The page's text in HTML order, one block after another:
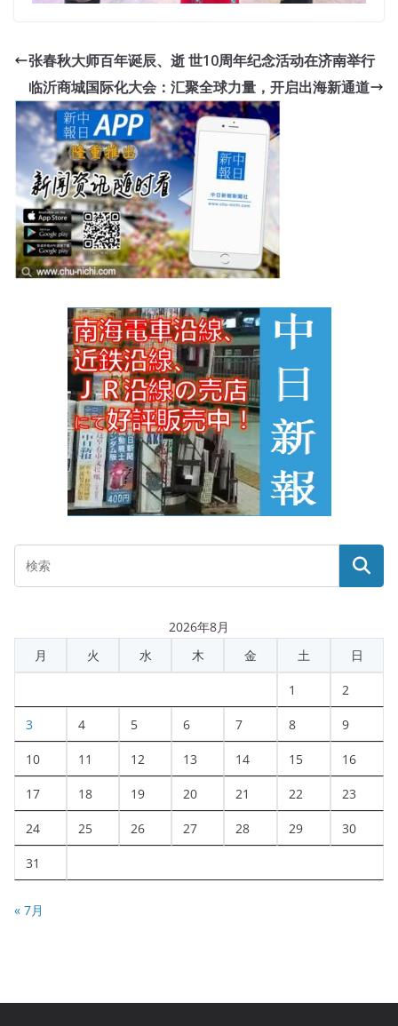
张春秋大师百年诞辰、逝 世10周年纪念活动在济南举行
临沂商城国际化大会：汇聚全球力量，开启出海新通道
2026年8月
月
火 水 木 金 土 日
1 2
3 4 5 6 7 8 9
10 11 12 13 14 15 16
17 18 19 20 21 22 23
24 25 26 27 28 29 30
31
« 7月